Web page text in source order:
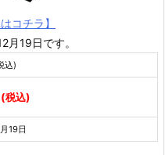
コチラ】
月19日です。
込)
税込)
19日